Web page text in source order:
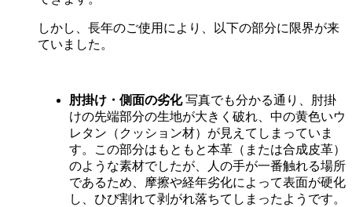
しかし、長年のご使用により、以下の部分に限界が来
ていました。
肘掛け・側面の劣化写真でも分かる通り、肘掛
けの先端部分の生地が大きく破れ、中の黄色いウ
レタン（クッション材）が見えてしまっていま
す。この部分はもともと本革（または合成皮革）
のような素材でしたが、人の手が一番触れる場所
であるため、摩擦や経年劣化によって表面が硬化
し、ひび割れて剥がれ落ちてしまったようです。